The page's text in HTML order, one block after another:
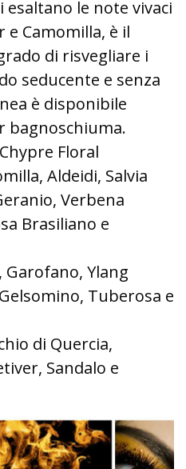
le note vivaci
e Camomilla, è il
di risvegliare i
seducente e senza
è disponibile
bagnoschiuma.
Chypre Floral
Aldeidi, Salvia
Verbena
Brasiliano e
Garofano, Ylang
Tuberosa e
di Quercia,
Sandalo e